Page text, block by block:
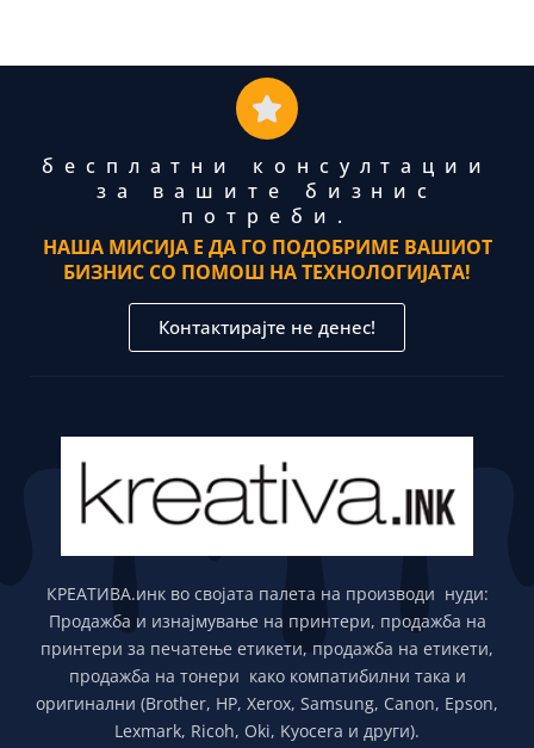
бесплатни консултации
за вашите бизнис
потреби.
НАША МИСИЈА Е ДА ГО ПОДОБРИМЕ ВАШИОТ
БИЗНИС СО ПОМОШ НА ТЕХНОЛОГИЈАТА!
Контактирајте не денес!
КРЕАТИВА.инк во својата палета на производи нуди:
Продажба и изнајмување на принтери, продажба на
принтери за печатење етикети, продажба на етикети,
продажба на тонери како компатибилни така и
оригинални (Brother, HP, Xerox, Samsung, Canon, Epson,
Lexmark, Ricoh, Oki, Kyocera и други).